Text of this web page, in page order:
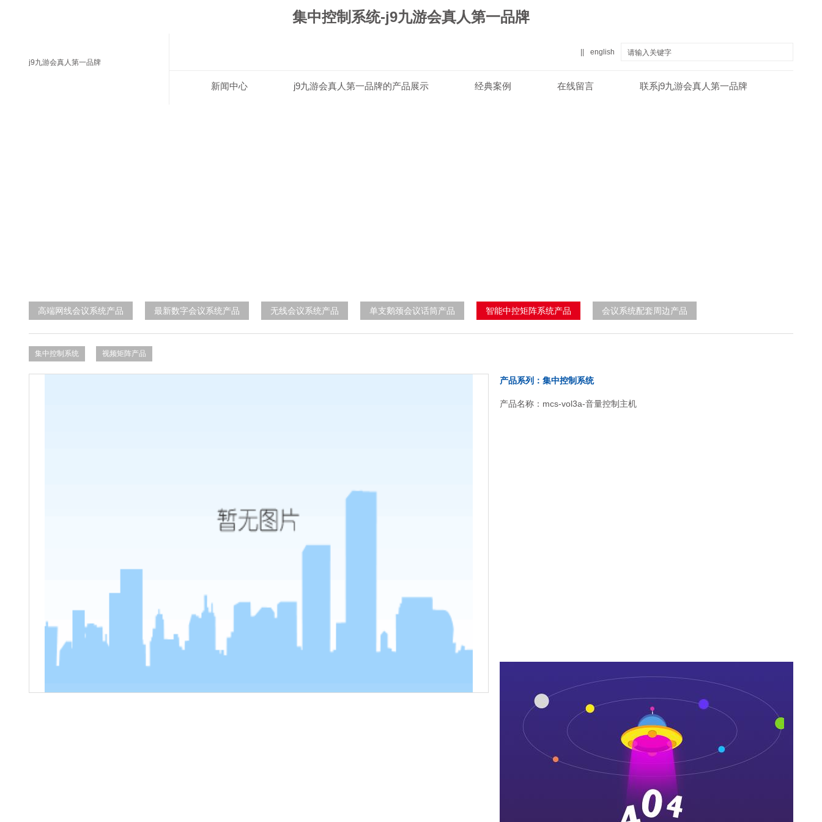
集中控制系统-j9九游会真人第一品牌
j9九游会真人第一品牌
english
联系j9九游会真人第一品牌
在线留言
经典案例
j9九游会真人第一品牌的产品展示
新闻中心
高端网线会议系统产品 最新数字会议系统产品 无线会议系统产品 单支鹅颈会议话筒产品 智能中控矩阵系统产品 会议系统配套周边产品
集中控制系统 视频矩阵产品
产品系列：集中控制系统
产品名称：mcs-vol3a-音量控制主机